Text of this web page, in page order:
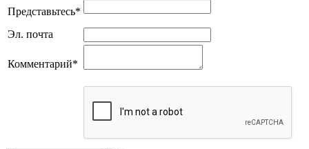
Представьтесь*
Эл. почта
Комментарий*